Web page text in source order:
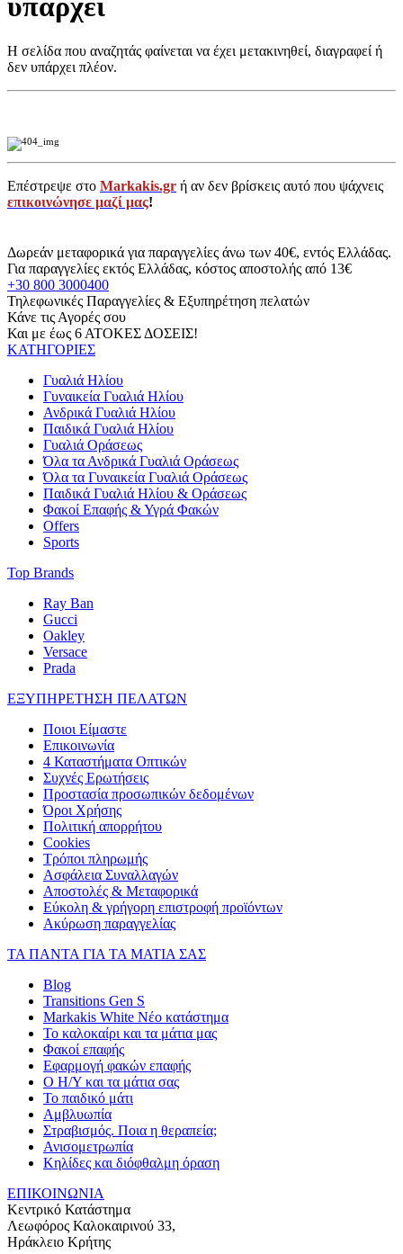
υπάρχει
Η σελίδα που αναζητάς φαίνεται να έχει μετακινηθεί, διαγραφεί ή
δεν υπάρχει πλέον.
Επέστρεψε στο Markakis.gr ή αν δεν βρίσκεις αυτό που ψάχνεις
επικοινώνησε μαζί μας!
Δωρεάν μεταφορικά για παραγγελίες άνω των 40€, εντός Ελλάδας.
Για παραγγελίες εκτός Ελλάδας, κόστος αποστολής από 13€
+30 800 3000400
Τηλεφωνικές Παραγγελίες & Εξυπηρέτηση πελατών
Κάνε τις Αγορές σου
Και με έως 6 ΑΤΟΚΕΣ ΔΟΣΕΙΣ!
ΚΑΤΗΓΟΡΙΕΣ
Γυαλιά Ηλίου
Γυναικεία Γυαλιά Ηλίου
Ανδρικά Γυαλιά Ηλίου
Παιδικά Γυαλιά Ηλίου
Γυαλιά Οράσεως
Όλα τα Ανδρικά Γυαλιά Οράσεως
Όλα τα Γυναικεία Γυαλιά Οράσεως
Παιδικά Γυαλιά Ηλίου & Οράσεως
Φακοί Επαφής & Υγρά Φακών
Offers
Sports
Top Brands
Ray Ban
Gucci
Oakley
Versace
Prada
ΕΞΥΠΗΡΕΤΗΣΗ ΠΕΛΑΤΩΝ
Ποιοι Είμαστε
Επικοινωνία
4 Καταστήματα Οπτικών
Συχνές Ερωτήσεις
Προστασία προσωπικών δεδομένων
Όροι Χρήσης
Πολιτική απορρήτου
Cookies
Τρόποι πληρωμής
Ασφάλεια Συναλλαγών
Αποστολές & Μεταφορικά
Εύκολη & γρήγορη επιστροφή προϊόντων
Ακύρωση παραγγελίας
ΤΑ ΠΑΝΤΑ ΓΙΑ ΤΑ ΜΑΤΙΑ ΣΑΣ
Blog
Transitions Gen S
Markakis White Νέο κατάστημα
Το καλοκαίρι και τα μάτια μας
Φακοί επαφής
Εφαρμογή φακών επαφής
Ο Η/Υ και τα μάτια σας
Το παιδικό μάτι
Αμβλυωπία
Στραβισμός. Ποια η θεραπεία;
Ανισομετρωπία
Κηλίδες και διόφθαλμη όραση
ΕΠΙΚΟΙΝΩΝΙΑ
Κεντρικό Κατάστημα
Λεωφόρος Καλοκαιρινού 33,
Ηράκλειο Κρήτης